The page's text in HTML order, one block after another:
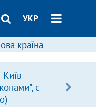
УКР
країна
Київ
є